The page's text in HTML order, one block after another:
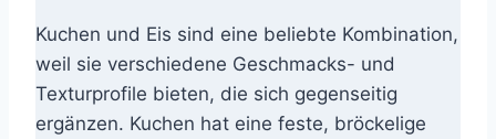
Kuchen und Eis sind eine beliebte Kombination,
weil sie verschiedene Geschmacks- und
Texturprofile bieten, die sich gegenseitig
ergänzen. Kuchen hat eine feste, bröckelige